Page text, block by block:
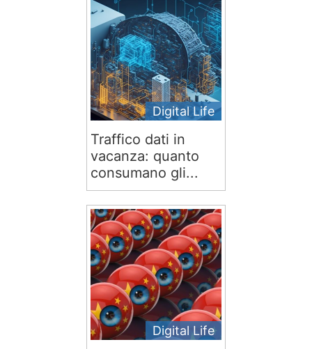
Digital Life
Traffico dati in
vacanza: quanto
consumano gli...
Digital Life